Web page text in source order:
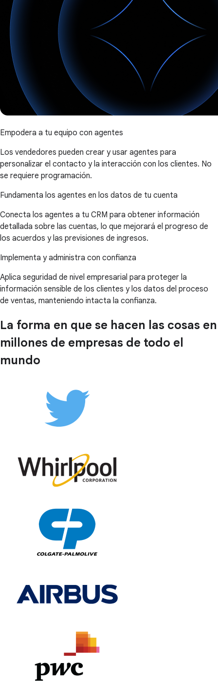
Empodera a tu equipo con agentes
Los vendedores pueden crear y usar agentes para
personalizar el contacto y la interacción con los clientes. No
se requiere programación.
Fundamenta los agentes en los datos de tu cuenta
Conecta los agentes a tu CRM para obtener información
detallada sobre las cuentas, lo que mejorará el progreso de
los acuerdos y las previsiones de ingresos.
Implementa y administra con confianza
Aplica seguridad de nivel empresarial para proteger la
información sensible de los clientes y los datos del proceso
de ventas, manteniendo intacta la confianza.
La forma en que se hacen las cosas en
millones de empresas de todo el
mundo